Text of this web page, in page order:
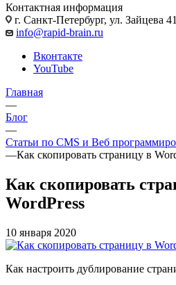
Контактная информация
г. Санкт-Петербург, ул. Зайцева 41
info@rapid-brain.ru
Вконтакте
YouTube
Главная
—
Блог
—
Статьи по CMS и Веб
—Как скопировать страницу в
Как скопировать
WordPress
10 января 2020
Как настроить дублирование